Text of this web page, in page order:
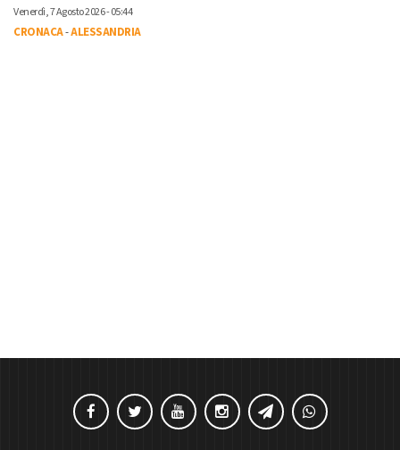
Venerdì, 7 Agosto 2026 - 05:44
CRONACA-ALESSANDRIA